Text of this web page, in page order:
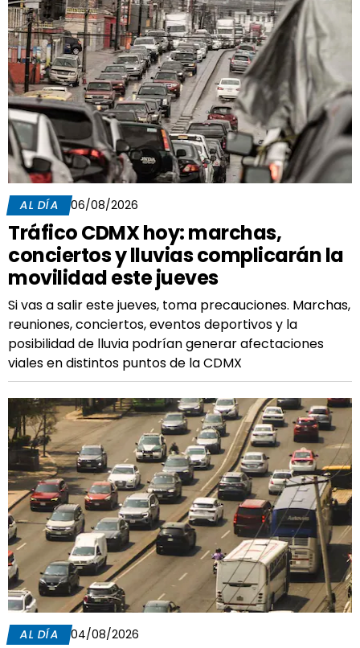
AL DÍA 06/08/2026
Tráfico CDMX hoy: marchas,
conciertos y lluvias complicarán la
movilidad este jueves
Si vas a salir este jueves, toma precauciones. Marchas,
reuniones, conciertos, eventos deportivos y la
posibilidad de lluvia podrían generar afectaciones
viales en distintos puntos de la CDMX
AL DÍA 04/08/2026